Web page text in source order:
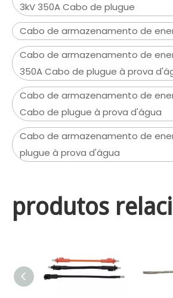
3kV 350A Cabo de plugue
Cabo de armazenamento de
Cabo de armazenamento de
350A Cabo de plugue à prova
Cabo de armazenamento de
Cabo de plugue à prova d'água
Cabo de armazenamento de
plugue à prova d'água
produtos